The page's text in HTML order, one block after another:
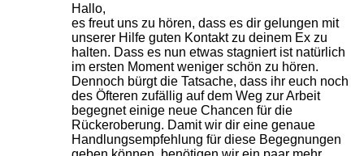
Hallo,
es freut uns zu hören, dass es dir gelungen mit
unserer Hilfe guten Kontakt zu deinem Ex zu
halten. Dass es nun etwas stagniert ist natürlich
im ersten Moment weniger schön zu hören.
Dennoch bürgt die Tatsache, dass ihr euch noch
des Öfteren zufällig auf dem Weg zur Arbeit
begegnet einige neue Chancen für die
Rückeroberung. Damit wir dir eine genaue
Handlungsempfehlung für diese Begegnungen